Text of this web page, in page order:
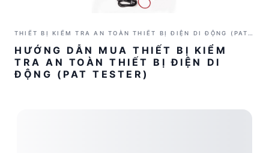
THIẾT BỊ KIỂM TRA AN TOÀN THIẾT BỊ ĐIỆN DI ĐỘNG (PAT
HƯỚNG DẪN MUA THIẾT BỊ KIỂM
TRA AN TOÀN THIẾT BỊ ĐIỆN DI
ĐỘNG (PAT TESTER)